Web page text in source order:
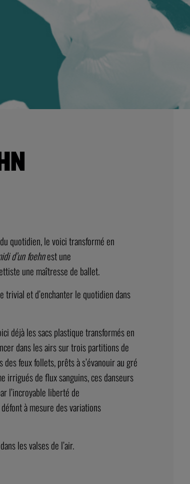
quotidien, le voici transformé en
d’un foehnest une
une maîtresse de ballet.
trivial et d’enchanter le quotidien dans
déjà les sacs plastique transformés en
dans les airs sur trois partitions de
feux follets, prêts à s’évanouir au gré
irrigués de flux sanguins, ces danseurs
l’incroyable liberté de
à mesure des variations
les valses de l’air.